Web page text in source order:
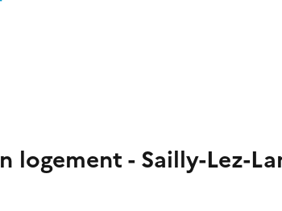
- Sailly-Lez-